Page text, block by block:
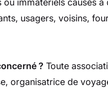
ou immatériels causés à
usagers, voisins,
? Toute
organisatrice de